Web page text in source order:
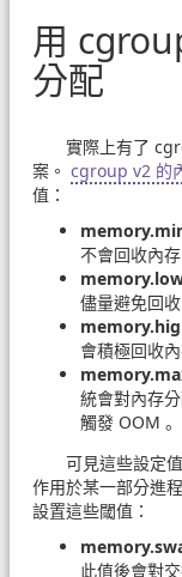
用
分配
實際上有了
案。 cgroup v2 的
值：
不會回收內存
儘量避免回收
會積極回收
統會對內存
觸發 OOM 。
可見這些設定
作用於某一部分進
設置這些閾值：
此值後會對